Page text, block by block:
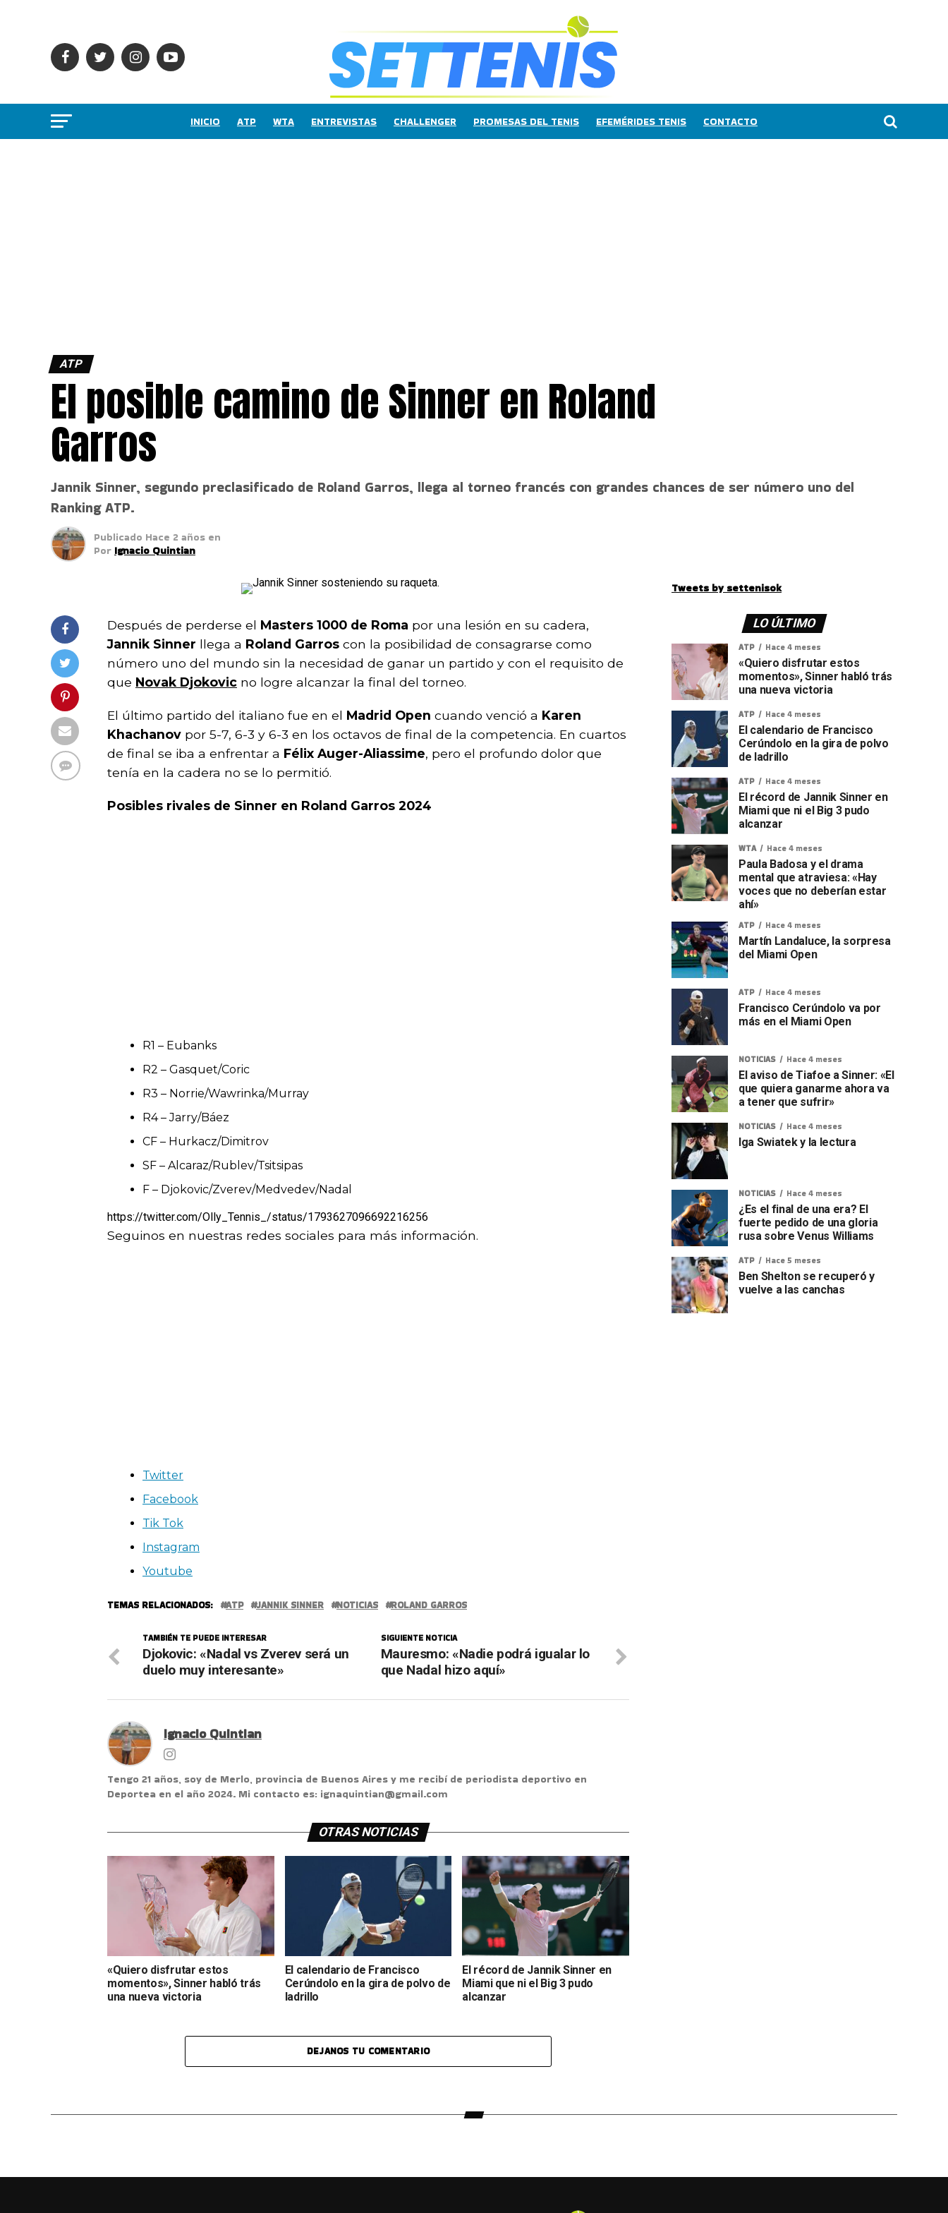
INICIO ATP WTA ENTREVISTAS CHALLENGER PROMESAS DEL TENIS EFEMÉRIDES TENIS CONTACTO
ATP
El posible camino de Sinner en Roland
Garros
Jannik Sinner, segundo preclasificado de Roland Garros, llega al torneo francés con grandes chances de ser número uno del
Ranking ATP.
Publicado Hace 2 años en
Por Ignacio Quintian
Después de perderse el Masters 1000 de Roma por una lesión en su cadera,
Jannik Sinner llega a Roland Garros con la posibilidad de consagrarse como
número uno del mundo sin la necesidad de ganar un partido y con el requisito de
que Novak Djokovic no logre alcanzar la final del torneo.
El último partido del italiano fue en el Madrid Open cuando venció a Karen
Khachanov por 5-7, 6-3 y 6-3 en los octavos de final de la competencia. En cuartos
de final se iba a enfrentar a Félix Auger-Aliassime, pero el profundo dolor que
tenía en la cadera no se lo permitió.
Posibles rivales de Sinner en Roland Garros 2024
R1 – Eubanks
R2 – Gasquet/Coric
R3 – Norrie/Wawrinka/Murray
R4 – Jarry/Báez
CF – Hurkacz/Dimitrov
SF – Alcaraz/Rublev/Tsitsipas
F – Djokovic/Zverev/Medvedev/Nadal
https://twitter.com/Olly_Tennis_/status/1793627096692216256
Seguinos en nuestras redes sociales para más información.
Twitter
Facebook
Tik Tok
Instagram
Youtube
TEMAS RELACIONADOS: ATP JANNIK SINNER NOTICIAS ROLAND GARROS
SIGUIENTE NOTICIA
Mauresmo: «Nadie podrá igualar lo
que Nadal hizo aquí»
TAMBIÉN TE PUEDE INTERESAR
Djokovic: «Nadal vs Zverev será un
duelo muy interesante»
Ignacio Quintian
Tengo 21 años, soy de Merlo, provincia de Buenos Aires y me recibí de periodista deportivo en
Deportea en el año 2024. Mi contacto es: ignaquintian@gmail.com
OTRAS NOTICIAS
«Quiero disfrutar estos
momentos», Sinner habló trás
una nueva victoria
El calendario de Francisco
Cerúndolo en la gira de polvo de
ladrillo
El récord de Jannik Sinner en
Miami que ni el Big 3 pudo
alcanzar
DEJANOS TU COMENTARIO
Tweets by settenisok
LO ÚLTIMO
ATP Hace 4 meses
«Quiero disfrutar estos
momentos», Sinner habló trás
una nueva victoria
ATP Hace 4 meses
El calendario de Francisco
Cerúndolo en la gira de polvo
de ladrillo
ATP Hace 4 meses
El récord de Jannik Sinner en
Miami que ni el Big 3 pudo
alcanzar
WTA Hace 4 meses
Paula Badosa y el drama
mental que atraviesa: «Hay
voces que no deberían estar
ahí»
ATP Hace 4 meses
Martín Landaluce, la sorpresa
del Miami Open
ATP Hace 4 meses
Francisco Cerúndolo va por
más en el Miami Open
NOTICIAS Hace 4 meses
El aviso de Tiafoe a Sinner: «El
que quiera ganarme ahora va
a tener que sufrir»
NOTICIAS Hace 4 meses
Iga Swiatek y la lectura
NOTICIAS Hace 4 meses
¿Es el final de una era? El
fuerte pedido de una gloria
rusa sobre Venus Williams
ATP Hace 5 meses
Ben Shelton se recuperó y
vuelve a las canchas